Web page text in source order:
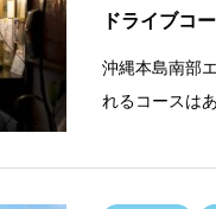
ドライブコ
沖縄本島南部
れるコースは